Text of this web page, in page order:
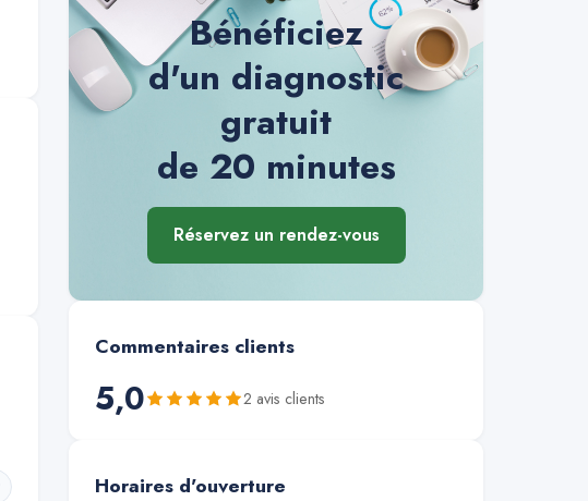
Bénéficiez
d'un diagnostic
gratuit
de 20 minutes
Réservez un rendez-vous
Commentaires clients
5,0 2 avis clients
Horaires d'ouverture